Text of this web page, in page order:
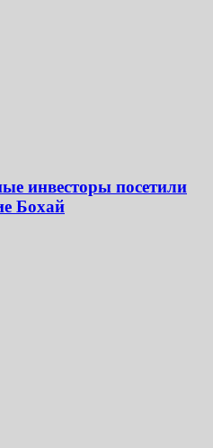
инвесторы посетили
Бохай